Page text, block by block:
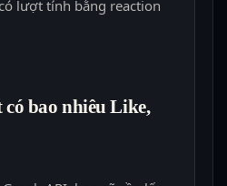
lượt tính bằng reaction
bao nhiêu Like,